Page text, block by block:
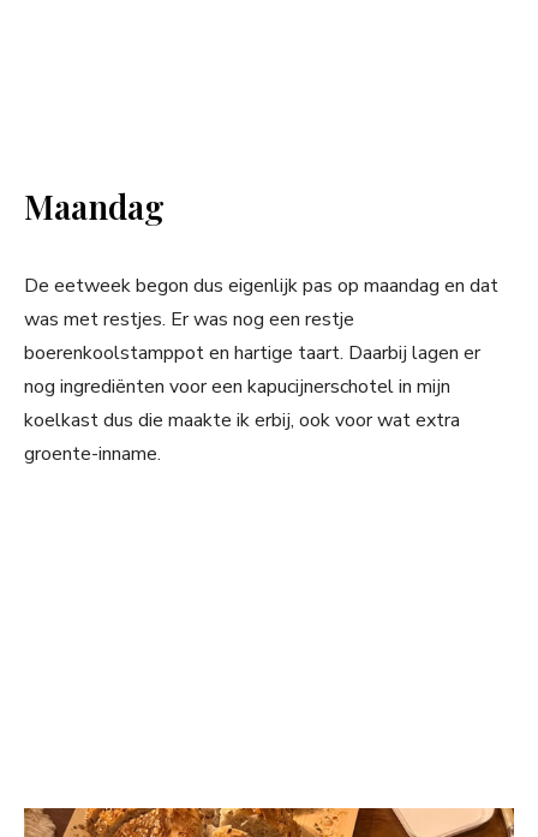
Maandag
De eetweek begon dus eigenlijk pas op maandag en dat
was met restjes. Er was nog een restje
boerenkoolstamppot en hartige taart. Daarbij lagen er
nog ingrediënten voor een kapucijnerschotel in mijn
koelkast dus die maakte ik erbij, ook voor wat extra
groente-inname.